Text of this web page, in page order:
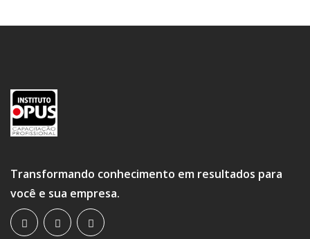
Transformando conhecimento em resultados para
você e sua empresa.